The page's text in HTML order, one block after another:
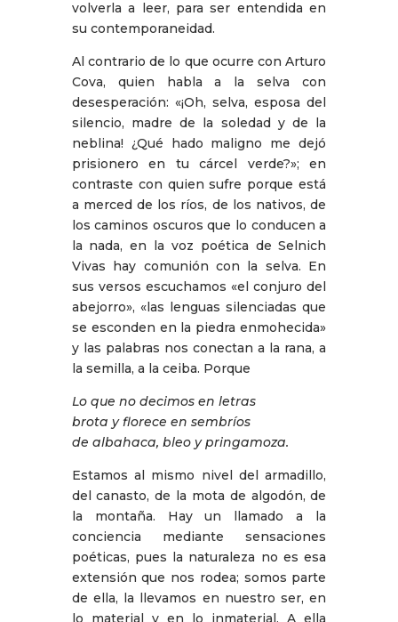
volverla a leer, para ser entendida en
su contemporaneidad.
Al contrario de lo que ocurre con Arturo
Cova, quien habla a la selva con
desesperación: «¡Oh, selva, esposa del
silencio, madre de la soledad y de la
neblina! ¿Qué hado maligno me dejó
prisionero en tu cárcel verde?»; en
contraste con quien sufre porque está
a merced de los ríos, de los nativos, de
los caminos oscuros que lo conducen a
la nada, en la voz poética de Selnich
Vivas hay comunión con la selva. En
sus versos escuchamos «el conjuro del
abejorro», «las lenguas silenciadas que
se esconden en la piedra enmohecida»
y las palabras nos conectan a la rana, a
la semilla, a la ceiba. Porque
Lo que no decimos en letras
brota y florece en sembríos
de albahaca, bleo y pringamoza.
Estamos al mismo nivel del armadillo,
del canasto, de la mota de algodón, de
la montaña. Hay un llamado a la
conciencia mediante sensaciones
poéticas, pues la naturaleza no es esa
extensión que nos rodea; somos parte
de ella, la llevamos en nuestro ser, en
lo material y en lo inmaterial. A ella